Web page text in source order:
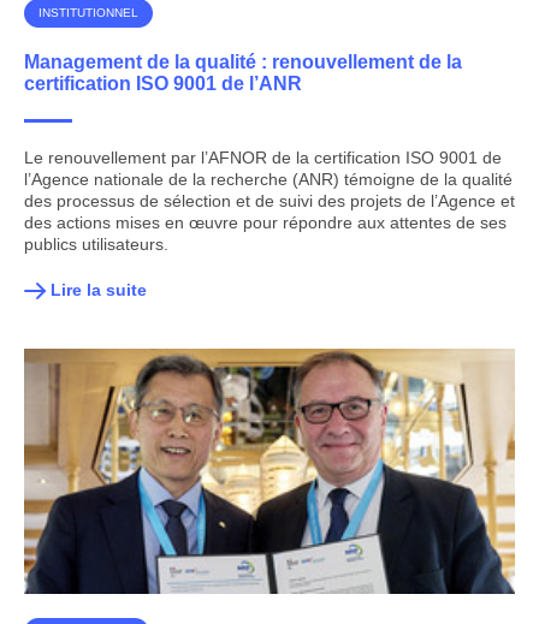
INSTITUTIONNEL
Management de la qualité : renouvellement de la
certification ISO 9001 de l’ANR
Le renouvellement par l’AFNOR de la certification ISO 9001 de
l’Agence nationale de la recherche (ANR) témoigne de la qualité
des processus de sélection et de suivi des projets de l’Agence et
des actions mises en œuvre pour répondre aux attentes de ses
publics utilisateurs.
Lire la suite